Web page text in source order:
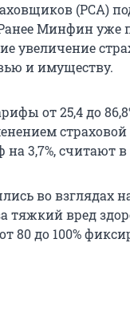
(РСА)
Минфин уже
увеличение
и имуществу.
от 25,4 до
3,7%, считают
во взглядах
тяжкий вред
80 до 100%